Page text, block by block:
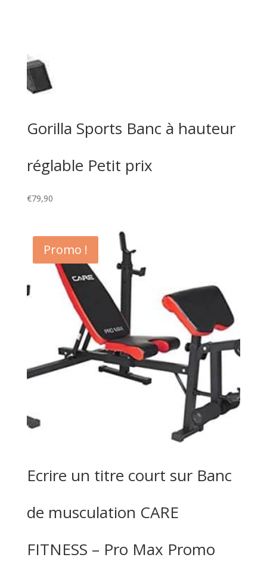
Gorilla Sports Banc à hauteur
réglable Petit prix
€79,90
Promo !
Ecrire un titre court sur Banc
de musculation CARE
FITNESS – Pro Max Promo